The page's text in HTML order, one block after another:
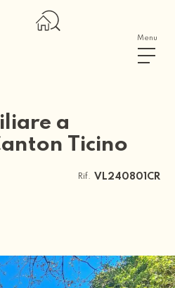
Menu
a
Ticino
Rif. VL240801CR